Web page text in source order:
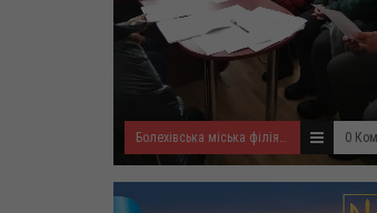
Болехівська міська філія Івано-Франківського ОЦЗ 0